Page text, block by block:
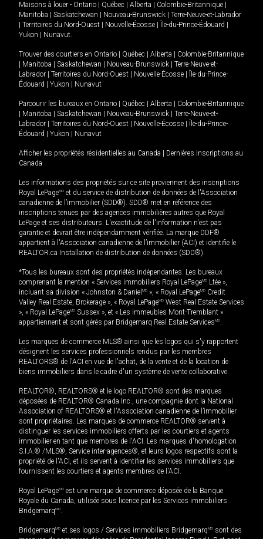
Maisons à louer - Ontario Québec Alberta Colombie-Britannique
Manitoba
Saskatchewan Nouveau-Brunswick
Terre-Neuve-et-Labrador
Territoires du Nord-Ouest Nouvelle-Écosse Île-du-Prince-Édouard
Yukon
Nunavut.
Trouver des courtiers en Ontario Québec Alberta
Colombie-Britannique
Manitoba Saskatchewan Nouveau-Brunswick
Terre-Neuve-et-
Labrador
Territoires du Nord-Ouest Nouvelle-Écosse
Île-du-Prince-
Édouard
Yukon Nunavut
Parcourir les bureaux en Ontario Québec Alberta
Colombie-Britannique
Manitoba Saskatchewan Nouveau-Brunswick
Terre-Neuve-et-
Labrador
Territoires du Nord-Ouest Nouvelle-Écosse
Île-du-Prince-
Édouard
Yukon Nunavut
Afficher les propriétés résidentielles au Canada
Dernières inscriptions au
Canada
Les informations des propriétés sur ce site proviennent des inscriptions
Royal LePageMD et du service de distribution de données de l'Association
canadienne de l’immobilier (SDD®). SDD® met en référence des
inscriptions tenues par des agences immobilières autres que Royal
LePage et ses distributeurs. L'exactitude de l'information n'est pas
garantie et devrait être indépendamment vérifiée. La marque DDF®
appartient à l'Association canadienne de l’immobilier (ACI) et identifie le
REALTOR.ca Installation de distribution de données (SDD®).
*Tous les bureaux sont des propriétés indépendantes. Les bureaux
comprenant la mention « Services immobiliers Royal LePageMD Ltée »,
incluant sa division « Johnston & Daniel MD », « Royal LePageMD Credit
Valley Real Estate, Brokerage », « Royal LePageMD West Real Estate Services
», « Royal LePageMD Sussex », et « Les immeubles Mont-Tremblant »
appartiennent et sont gérés par Bridgemarq Real Estate ServicesMD.
Les marques de commerce MLS® ainsi que les logos qui s'y rapportent
désignent les services professionnels rendus par les membres
REALTORS® de l'ACI en vue de l'achat, de la vente et de la location de
biens immobiliers dans le cadre d'un système de vente collaborative.
REALTOR®, REALTORS® et le logo REALTOR® sont des marques
déposées de REALTOR® Canada Inc., une compagnie dont la National
Association of REALTORS® et l'Association canadienne de l’immobilier
sont propriétaires. Les marques de commerce REALTOR® servent à
distinguer les services immobiliers offerts par les courtiers et agents
immobilier en tant que membres de l'ACI. Les marques d'homologation
S.I.A.® /MLS®, Service inter-agences®, et leurs logos respectifs sont la
propriété de l'ACI, et ils servent à identifier les services immobiliers que
fournissent les courtiers et agents membres de l'ACI.
Royal LePageMD est une marque de commerce déposée de la Banque
Royale du Canada, utilisée sous licence par les Services immobiliers
BridgemarqMD.
BridgemarqMD et ses logos / Services immobiliers BridgemarqMD sont des